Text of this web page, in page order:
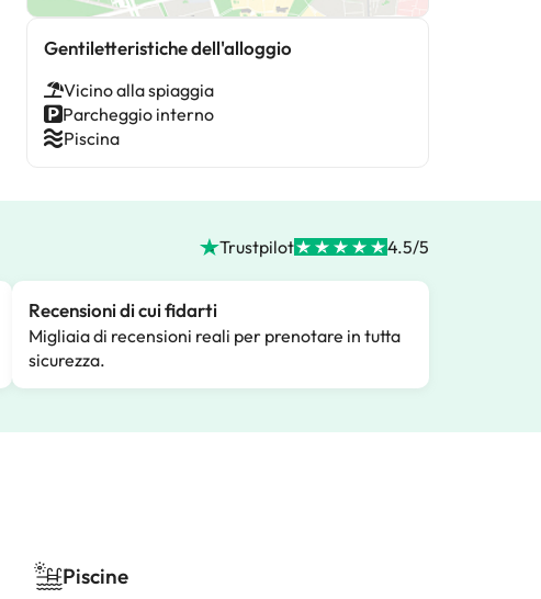
Gentiletteristiche dell'alloggio
Vicino alla spiaggia
Parcheggio interno
Piscina
Trustpilot 4.5/5
Recensioni di cui fidarti
Migliaia di recensioni reali per prenotare in tutta
sicurezza.
Piscine